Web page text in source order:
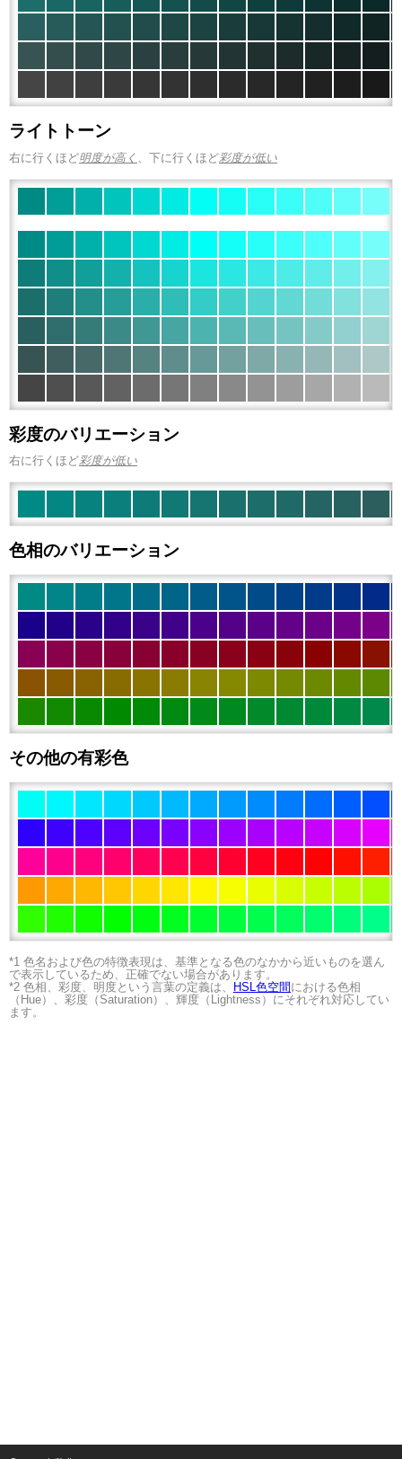
ライトトーン
右に行くほど明度が高く 、下に行くほど彩度が低い
彩度のバリエーション
右に行くほど彩度が低い
色相のバリエーション
その他の有彩色
*1 色名および色の特徴表現は、基準となる色のなかから近いものを選ん
で表示しているため、正確でない場合があります。
*2 色相、彩度、明度という言葉の定義は、
HSL色空間 における色相
（Hue）、彩度（Saturation）、輝度（Lightness）にそれぞれ対応してい
ます。